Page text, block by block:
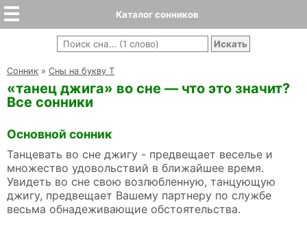
Каталог сонников
Cонник » Сны на букву Т
«танец джига» во сне — что это значит?
Все сонники
Основной сонник
Танцевать во сне джигу - предвещает веселье и
множество удовольствий в ближайшее время.
Увидеть во сне свою возлюбленную, танцующую
джигу, предвещает Вашему партнеру по службе
весьма обнадеживающие обстоятельства.